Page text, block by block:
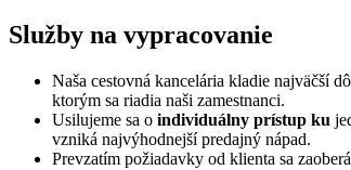
Služby na vypracovanie
Naša cestovná kancelária kladie najväčší
ktorým sa riadia naši zamestnanci.
Usilujeme sa o individuálny prístup ku
vzniká najvýhodnejší predajný nápad.
Prevzatím požiadavky od klienta sa